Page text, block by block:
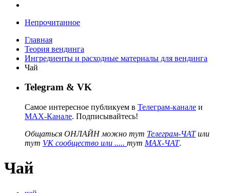
Непрочитанное
Главная
Теория вендинга
Ингредиенты и расходные материалы для вендинга
Чай
Telegram & VK
Самое интересное публикуем в Телеграм-канале и
MAX-Канале. Подписывайтесь!
Общаться ОНЛАЙН можно тут Телеграм-ЧАТили
тут VK сообщество или ..... тут MAX-ЧАТ.
Чай